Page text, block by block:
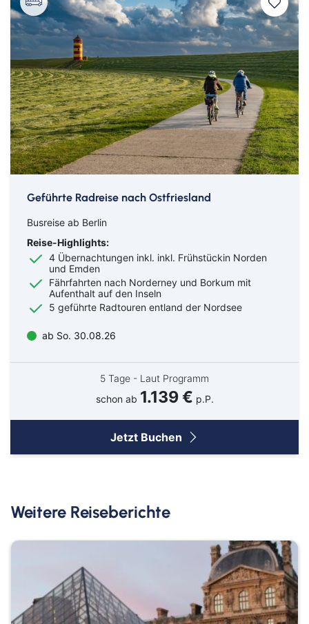
Geführte Radreise nach Ostfriesland
Busreise ab Berlin
Reise-Highlights:
4 Übernachtungen inkl. inkl. Frühstückin Norden
und Emden
Fährfahrten nach Norderney und Borkum mit
Aufenthalt auf den Inseln
5 geführte Radtouren entland der Nordsee
ab So. 30.08.26
5 Tage - Laut Programm
schon ab 1.139 € p.P.
Jetzt Buchen
Weitere Reiseberichte